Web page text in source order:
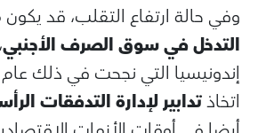
وفي حالة ارتفاع التقلب، قد
التدخل في سوق الصرف الأجنبي
اتخاذتدابير لإدارة التدفقات